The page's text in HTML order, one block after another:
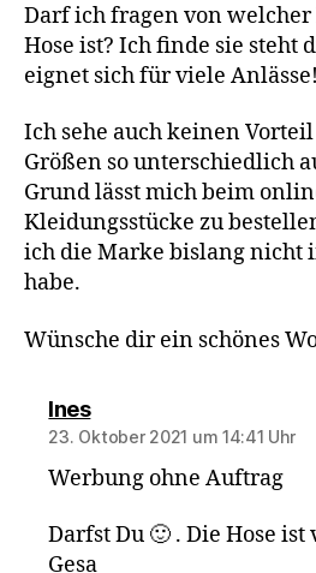
Darf ich fragen von
Hose ist? Ich finde sie steht
eignet sich für viele Anlässe!
Ich sehe auch keinen
Größen so unterschiedlich
Grund lässt mich beim
Kleidungsstücke zu
ich die Marke bislang nicht
habe.
Wünsche dir ein schönes
Inessagt:
23. Oktober 2021 um 14:41 Uhr
Werbung ohne Auftrag
Darfst Du 🙂 . Die Hose ist
Gesa